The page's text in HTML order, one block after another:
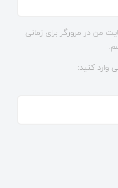
من در مرورگر برای زمانی
وارد کنید: